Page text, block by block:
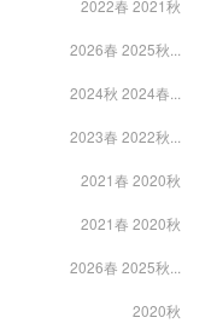
2022春 2021秋
2026春 2025秋...
2024秋 2024春...
2023春 2022秋...
2021春 2020秋
2021春 2020秋
2026春 2025秋...
2020秋